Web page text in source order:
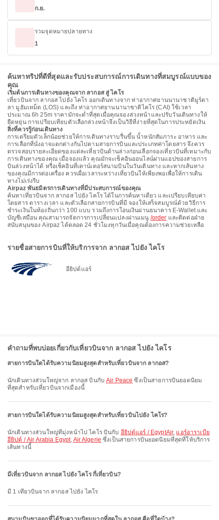
ก.ย.
รวมจุดหมายปลายทาง
1
ค้นหาทริปที่ดีที่สุดและรับประสบการณ์การเดินทางที่สมบูรณ์แบบของ
คุณ
เริ่มต้นการเดินทางของคุณจาก ลากอส สู่ ไคโร
เที่ยวบินจาก ลากอส ไปยัง ไคโร ออกเดินทางจาก ท่าอากาศยานนานาชาติมูร์ตา
ลา มูฮัมเหม็ด (LOS) และถึง ท่าอากาศยานนานาชาติไคโร (CAI) ใช้เวลา
ประมาณ 6h 25m ราคามักจะต่ำที่สุดเมื่อคุณจองล่วงหน้าและปรับวันเดินทางให้
ยืดหยุ่น การเปรียบเทียบตัวเลือกล่วงหน้าจึงเป็นวิธีที่ง่ายที่สุดในการประหยัดเงิน
สิ่งที่ควรรู้ก่อนเดินทาง
การเตรียมตัวเล็กน้อยช่วยให้การเดินทางราบรื่นขึ้น น้ำหนักสัมภาระ อาหาร และ
การเลือกที่นั่งอาจแตกต่างกันไปตามสายการบินและประเภทค่าโดยสาร จึงควร
ตรวจสอบรายละเอียดของแต่ละเที่ยวบินด้านล่างก่อนเลือกจองเที่ยวบินที่เหมาะกับ
การเดินทางของคุณ เมื่อจองแล้ว คุณมักจะเช็คอินออนไลน์ผ่านแอปของสายการ
บินล่วงหน้าได้ หรือเช็คอินที่เคาน์เตอร์สนามบินในวันเดินทาง และหากเส้นทาง
ของคุณมีการต่อเครื่อง ควรเผื่อเวลาระหว่างเที่ยวบินให้เพียงพอเพื่อให้การเดิน
ทางไม่เร่งรีบ
Airpaz พันธมิตรการเดินทางที่มีประสบการณ์ของคุณ
ค้นหาเที่ยวบินจาก ลากอส ไปยัง ไคโร ได้ในการค้นหาเดียว และเปรียบเทียบค่า
โดยสาร ตารางเวลา และตัวเลือกสายการบินที่มี จองให้เสร็จสมบูรณ์ด้วยวิธีการ
ชำระเงินในท้องถิ่นกว่า 100 แบบ รวมถึงการโอนเงินผ่านธนาคาร E-Wallet และ
บัญชีเสมือน คุณสามารถจัดการการเปลี่ยนแปลงผ่านเมนู /order และติดต่อฝ่าย
สนับสนุนของ Airpaz ได้ตลอด 24 ชั่วโมงทุกวันเมื่อคุณต้องการความช่วยเหลือ
รายชื่อสายการบินที่ให้บริการจาก ลากอส ไปยัง ไคโร
อียิปต์แอร์
คำถามที่พบบ่อยเกี่ยวกับเที่ยวบินจาก ลากอส ไปยัง ไคโร
สายการบินใดได้รับความนิยมสูงสุดสำหรับเที่ยวบินจาก ลากอส?
นักเดินทางส่วนใหญ่จาก ลากอส บินกับAir Peace ซึ่งเป็นสายการบินยอดนิยม
ที่สุดสำหรับเที่ยวบินจากเมืองนี้
สายการบินใดได้รับความนิยมสูงสุดสำหรับเที่ยวบินไปยัง ไคโร?
นักเดินทางส่วนใหญ่ที่มุ่งหน้าไป ไคโร บินกับ อียิปต์แอร์ / EgyptAir, แอร์อาราเบีย
อียิปต์ / Air Arabia Egypt, Air Algerie ซึ่งเป็นสายการบินยอดนิยมที่สุดที่ให้บริการ
เส้นทางนี้
มีเที่ยวบินจาก ลากอส ไปยัง ไคโร กี่เที่ยวบิน?
มี 1 เที่ยวบินจาก ลากอส ไปยัง ไคโร